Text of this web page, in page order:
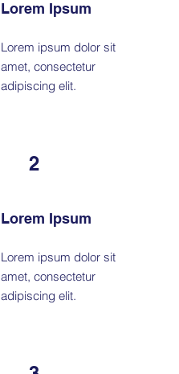
Lorem Ipsum
Lorem ipsum dolor sit
amet, consectetur
adipiscing elit.
2
Lorem Ipsum
Lorem ipsum dolor sit
amet, consectetur
adipiscing elit.